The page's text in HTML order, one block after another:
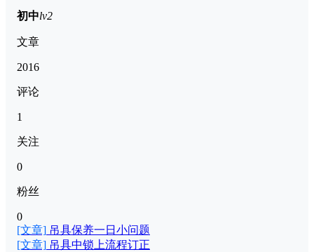
初中lv2
文章
2016
评论
1
关注
0
粉丝
0
[文章] 吊具保养一日小问题
[文章] 吊具中锁上流程订正